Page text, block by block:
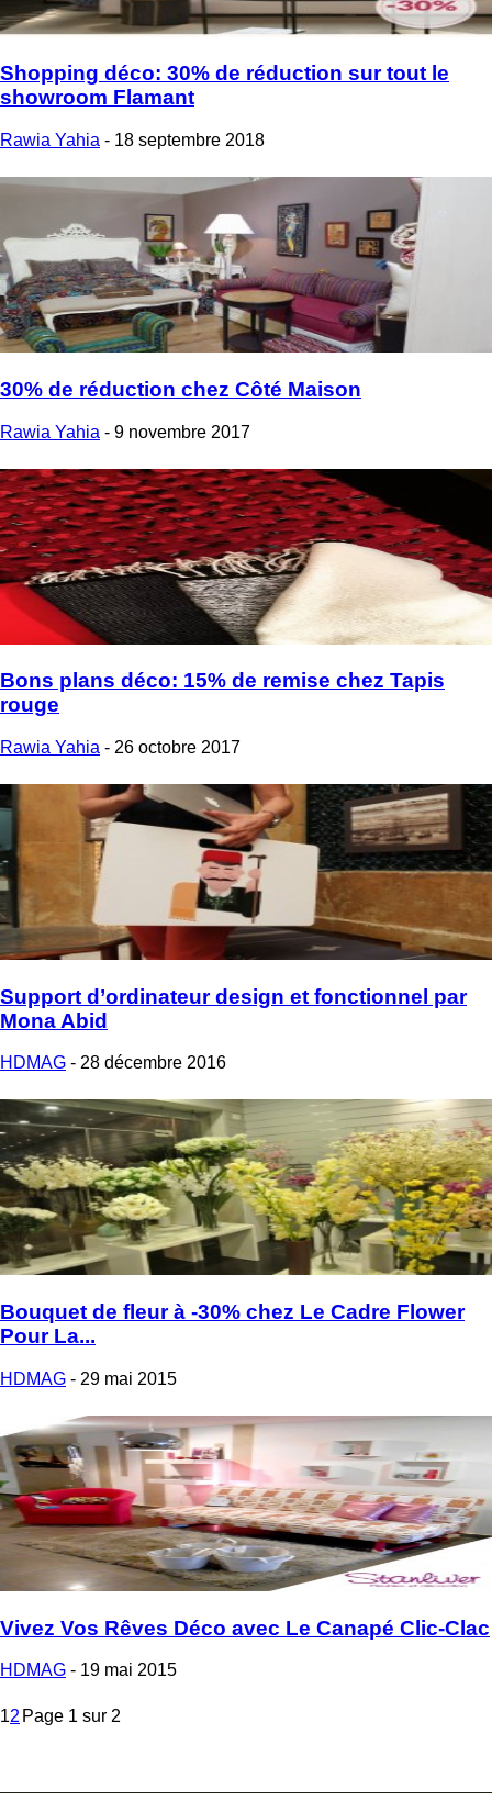
Shopping déco: 30% de réduction sur tout le
showroom Flamant
Rawia Yahia - 18 septembre 2018
30% de réduction chez Côté Maison
Rawia Yahia - 9 novembre 2017
Bons plans déco: 15% de remise chez Tapis
rouge
Rawia Yahia - 26 octobre 2017
Support d’ordinateur design et fonctionnel par
Mona Abid
HDMAG - 28 décembre 2016
Bouquet de fleur à -30% chez Le Cadre Flower
Pour La...
HDMAG - 29 mai 2015
Vivez Vos Rêves Déco avec Le Canapé Clic-Clac
HDMAG - 19 mai 2015
12 Page 1 sur 2